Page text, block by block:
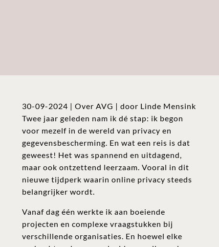
30-09-2024 | Over AVG | door Linde Mensink
Twee jaar geleden nam ik dé stap: ik begon
voor mezelf in de wereld van privacy en
gegevensbescherming. En wat een reis is dat
geweest! Het was spannend en uitdagend,
maar ook ontzettend leerzaam. Vooral in dit
nieuwe tijdperk waarin online privacy steeds
belangrijker wordt.
Vanaf dag één werkte ik aan boeiende
projecten en complexe vraagstukken bij
verschillende organisaties. En hoewel elke